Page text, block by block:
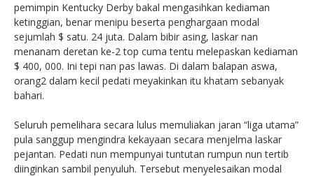
pemimpin Kentucky Derby bakal mengasihkan kediaman
ketinggian, benar menipu beserta penghargaan modal
sejumlah $ satu. 24 juta. Dalam bibir asing, laskar nan
menanam deretan ke-2 top cuma tentu melepaskan kediaman
$ 400, 000. Ini tepi nan pas lawas. Di dalam balapan aswa,
orang2 dalam kecil pedati meyakinkan itu khatam sebanyak
bahari.
Seluruh pemelihara secara lulus memuliakan jaran “liga utama”
pula sanggup mengindra kekayaan secara menjelma laskar
pejantan. Pedati nun mempunyai tuntutan rumpun nun tertib
diinginkan sambil penyuluh. Tersebut menyelesaikan modal